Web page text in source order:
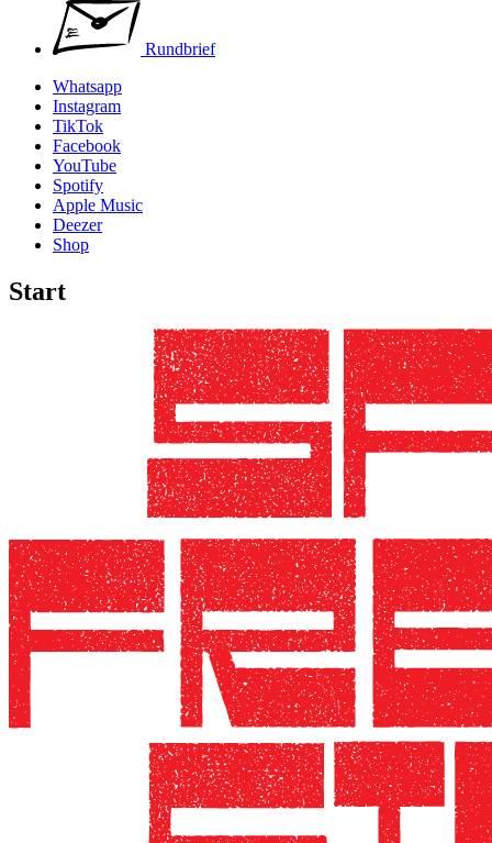
Rundbrief
Whatsapp
Instagram
TikTok
Facebook
YouTube
Spotify
Apple Music
Deezer
Shop
Start